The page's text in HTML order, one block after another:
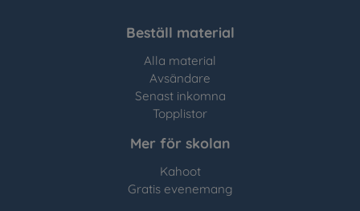
Beställ material
Alla material
Avsändare
Senast inkomna
Topplistor
Mer för skolan
Kahoot
Gratis evenemang